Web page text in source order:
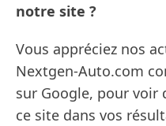
notre site ?
Vous appréciez nos
Nextgen-Auto.com
sur Google, pour voir
ce site dans vos